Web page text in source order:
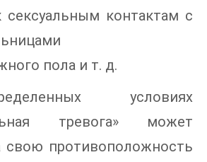
сексуальным контактам с
пола и т. д.
условиях
тревога» может
свою противоположность